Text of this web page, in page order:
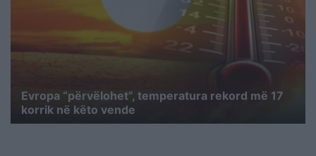
Evropa “përvëlohet”, temperatura rekord më 17
korrik në këto vende